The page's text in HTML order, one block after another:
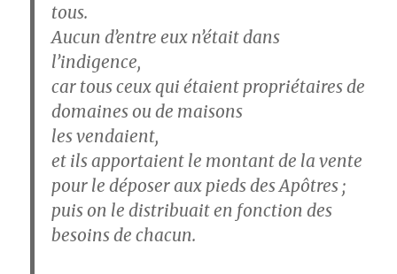
tous.
Aucun d’entre eux n’était dans
l’indigence,
car tous ceux qui étaient propriétaires de
domaines ou de maisons
les vendaient,
et ils apportaient le montant de la vente
pour le déposer aux pieds des Apôtres ;
puis on le distribuait en fonction des
besoins de chacun.